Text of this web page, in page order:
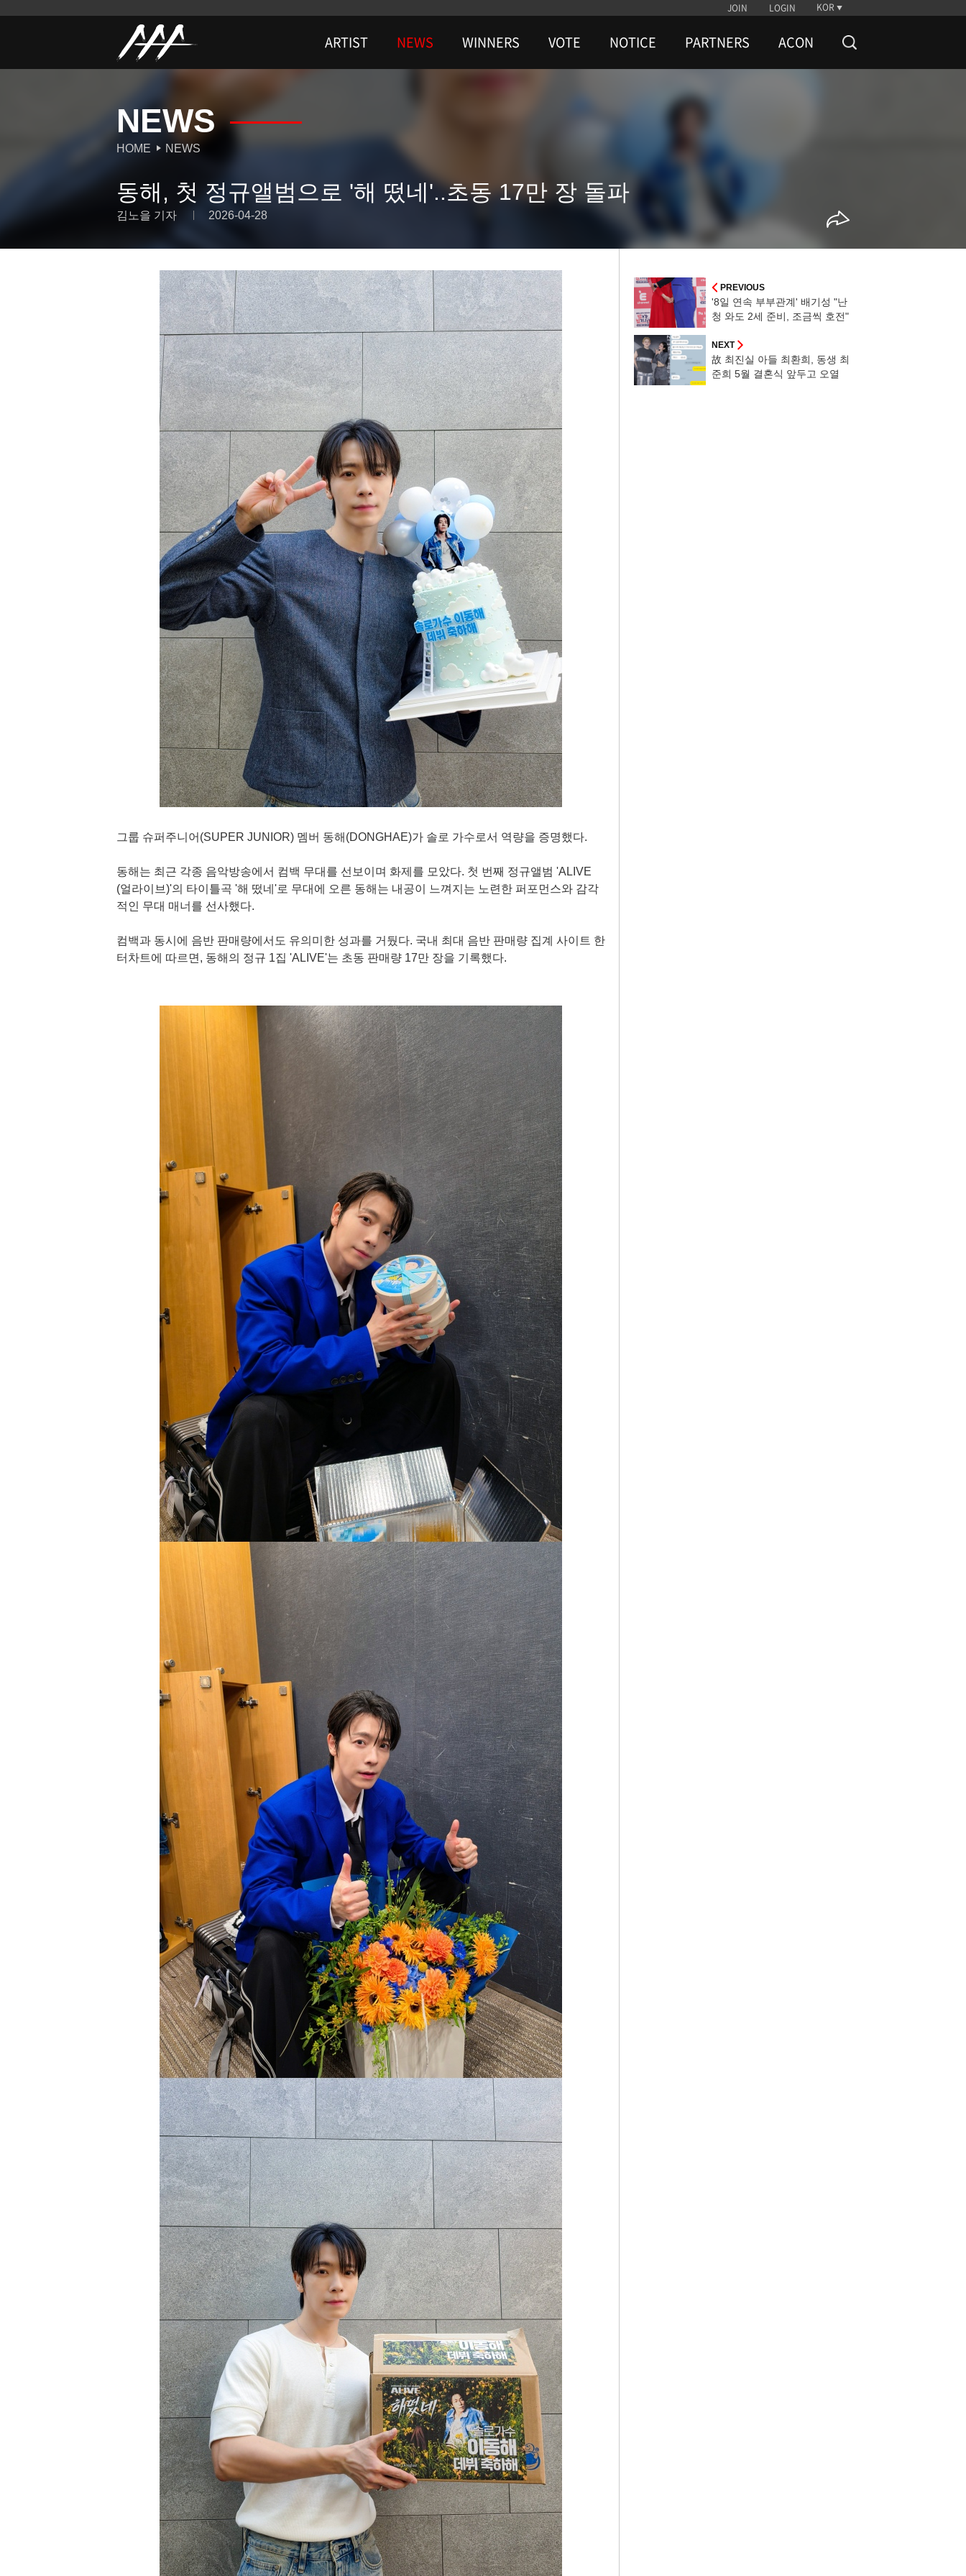
JOIN LOGIN KOR
ARTIST NEWS WINNERS VOTE NOTICE PARTNERS ACON
NEWS
HOME NEWS
동해, 첫 정규앨범으로 '해 떴네'..초동 17만 장 돌파
김노을 기자 2026-04-28
그룹 슈퍼주니어(SUPER JUNIOR) 멤버 동해(DONGHAE)가 솔로 가수로서 역량을 증명했다.
동해는 최근 각종 음악방송에서 컴백 무대를 선보이며 화제를 모았다. 첫 번째 정규앨범 'ALIVE
(얼라이브)'의 타이틀곡 '해 떴네'로 무대에 오른 동해는 내공이 느껴지는 노련한 퍼포먼스와 감각
적인 무대 매너를 선사했다.
컴백과 동시에 음반 판매량에서도 유의미한 성과를 거뒀다. 국내 최대 음반 판매량 집계 사이트 한
터차트에 따르면, 동해의 정규 1집 'ALIVE'는 초동 판매량 17만 장을 기록했다.
PREVIOUS
'8일 연속 부부관계' 배기성 "난
청 와도 2세 준비, 조금씩 호전"
NEXT
故 최진실 아들 최환희, 동생 최
준희 5월 결혼식 앞두고 오열